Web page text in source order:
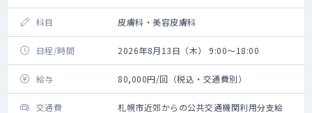
科目 皮膚科・美容皮膚科
日程/時間 2026年8月13日（木） 9:00～18:00
給与 80,000円/回（税込・交通費別）
交通費 札幌市近郊からの公共交通機関利用分支給